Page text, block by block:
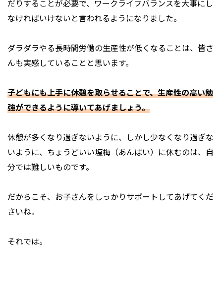
だりすることが必要で、ワークライフバランスを大事にし
なければいけないと言われるようになりました。
ダラダラやる長時間労働の生産性が低くなることは、皆さ
んも実感していることと思います。
子どもにも上手に休憩を取らせることで、生産性の高い勉
強ができるように導いてあげましょう。
休憩が多くなり過ぎないように、しかし少なくなり過ぎな
いように、ちょうどいい塩梅（あんばい）に休むのは、自
分では難しいものです。
だからこそ、お子さんをしっかりサポートしてあげてくだ
さいね。
それでは。